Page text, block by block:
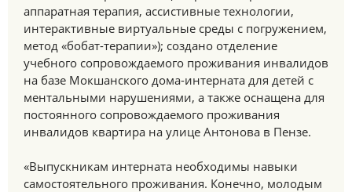
аппаратная терапия, ассистивные технологии,
интерактивные виртуальные среды с погружением,
метод «бобат-терапии»); создано отделение
учебного сопровождаемого проживания инвалидов
на базе Мокшанского дома-интерната для детей с
ментальными нарушениями, а также оснащена для
постоянного сопровождаемого проживания
инвалидов квартира на улице Антонова в Пензе.
«Выпускникам интерната необходимы навыки
самостоятельного проживания. Конечно, молодым